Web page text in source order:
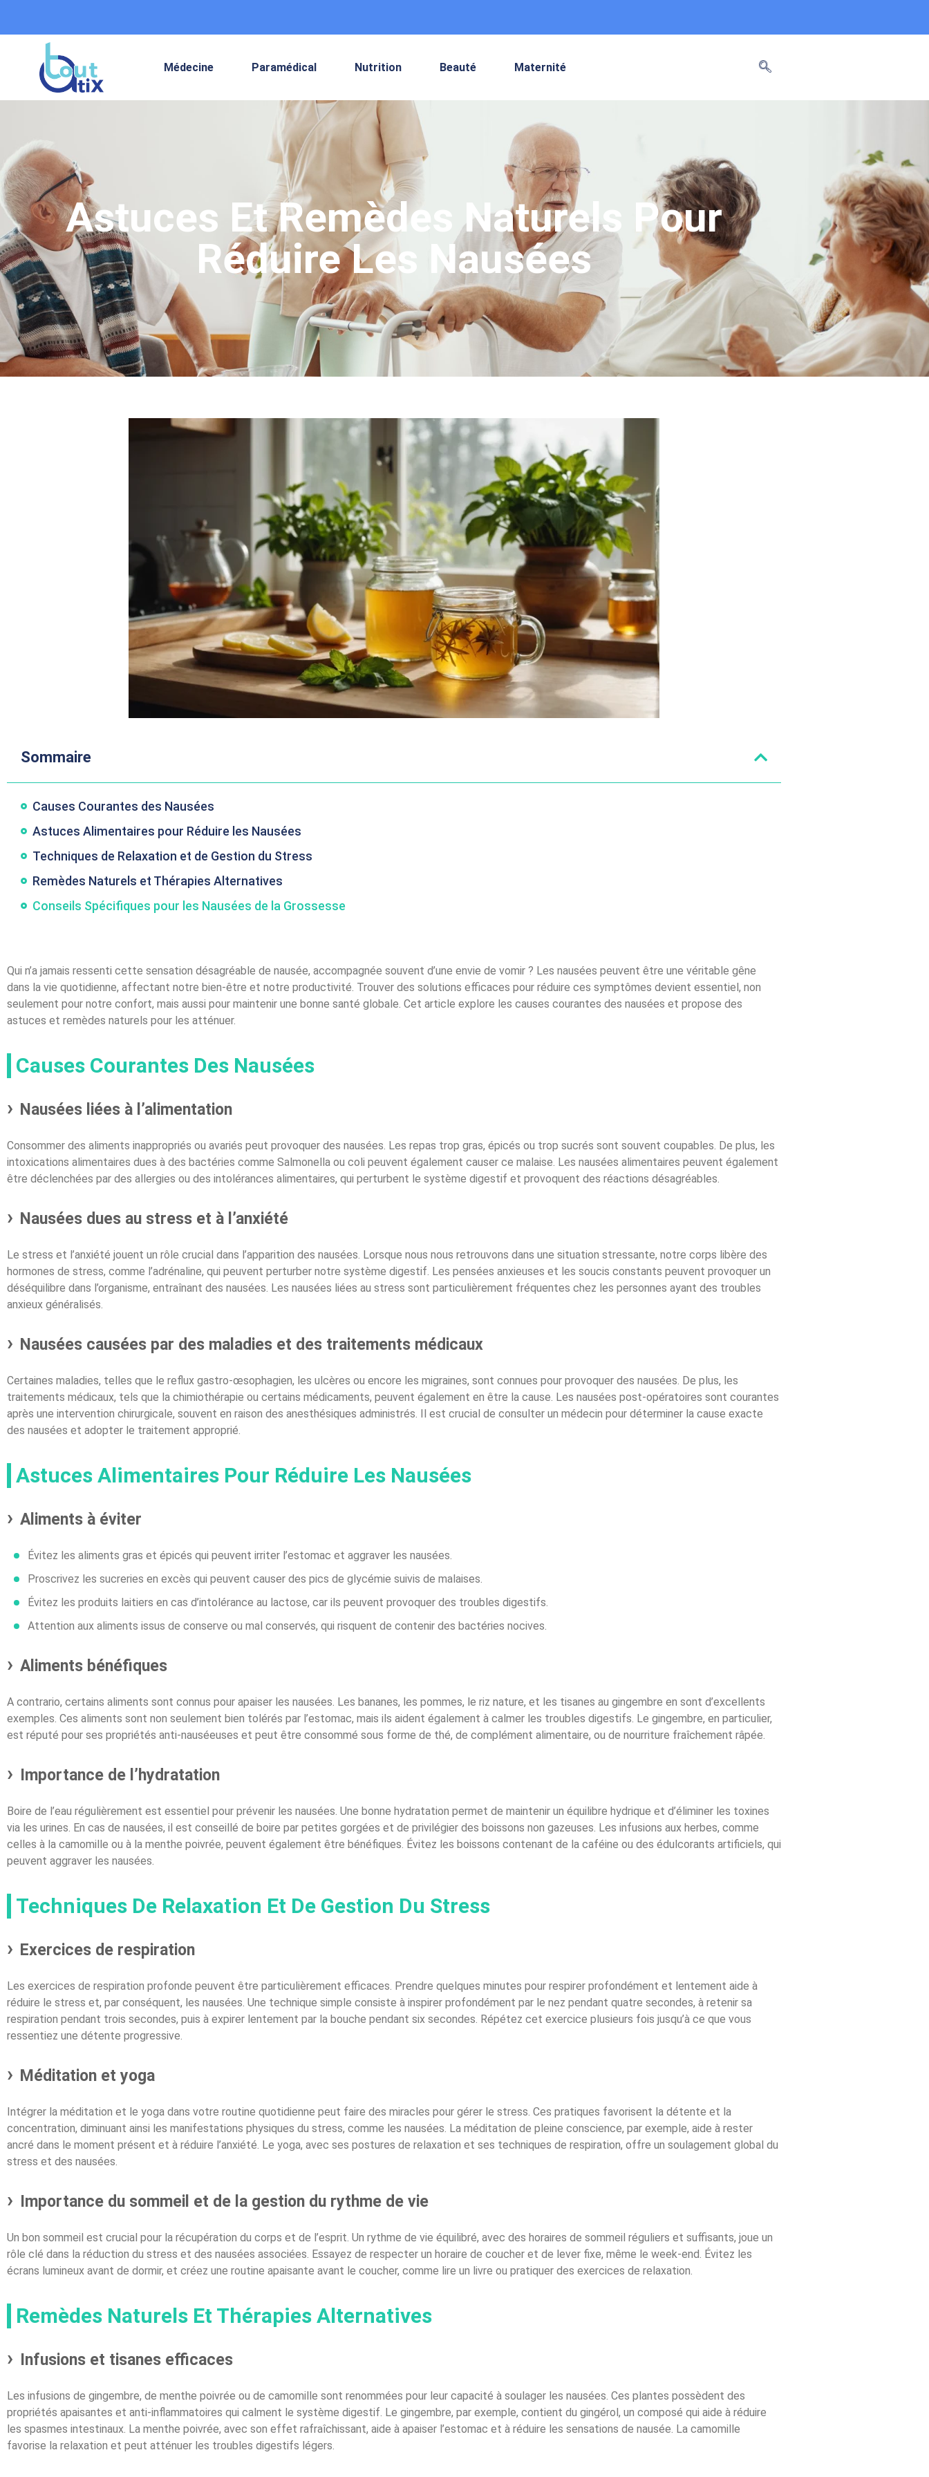
Médecine Paramédical Nutrition Beauté Maternité
Astuces Et Remèdes Naturels Pour
Réduire Les Nausées
Sommaire
Causes Courantes des Nausées
Astuces Alimentaires pour Réduire les Nausées
Techniques de Relaxation et de Gestion du Stress
Remèdes Naturels et Thérapies Alternatives
Conseils Spécifiques pour les Nausées de la Grossesse
Qui n’a jamais ressenti cette sensation désagréable de nausée, accompagnée souvent d’une envie de vomir ? Les nausées peuvent être une véritable gêne
dans la vie quotidienne, affectant notre bien-être et notre productivité. Trouver des solutions efficaces pour réduire ces symptômes devient essentiel, non
seulement pour notre confort, mais aussi pour maintenir une bonne santé globale. Cet article explore les causes courantes des nausées et propose des
astuces et remèdes naturels pour les atténuer.
Causes Courantes Des Nausées
Nausées liées à l’alimentation
Consommer des aliments inappropriés ou avariés peut provoquer des nausées. Les repas trop gras, épicés ou trop sucrés sont souvent coupables. De plus, les
intoxications alimentaires dues à des bactéries comme Salmonella ou coli peuvent également causer ce malaise. Les nausées alimentaires peuvent également
être déclenchées par des allergies ou des intolérances alimentaires, qui perturbent le système digestif et provoquent des réactions désagréables.
Nausées dues au stress et à l’anxiété
Le stress et l’anxiété jouent un rôle crucial dans l’apparition des nausées. Lorsque nous nous retrouvons dans une situation stressante, notre corps libère des
hormones de stress, comme l’adrénaline, qui peuvent perturber notre système digestif. Les pensées anxieuses et les soucis constants peuvent provoquer un
déséquilibre dans l’organisme, entraînant des nausées. Les nausées liées au stress sont particulièrement fréquentes chez les personnes ayant des troubles
anxieux généralisés.
Nausées causées par des maladies et des traitements médicaux
Certaines maladies, telles que le reflux gastro-œsophagien, les ulcères ou encore les migraines, sont connues pour provoquer des nausées. De plus, les
traitements médicaux, tels que la chimiothérapie ou certains médicaments, peuvent également en être la cause. Les nausées post-opératoires sont courantes
après une intervention chirurgicale, souvent en raison des anesthésiques administrés. Il est crucial de consulter un médecin pour déterminer la cause exacte
des nausées et adopter le traitement approprié.
Astuces Alimentaires Pour Réduire Les Nausées
Aliments à éviter
Évitez les aliments gras et épicés qui peuvent irriter l’estomac et aggraver les nausées.
Proscrivez les sucreries en excès qui peuvent causer des pics de glycémie suivis de malaises.
Évitez les produits laitiers en cas d’intolérance au lactose, car ils peuvent provoquer des troubles digestifs.
Attention aux aliments issus de conserve ou mal conservés, qui risquent de contenir des bactéries nocives.
Aliments bénéfiques
A contrario, certains aliments sont connus pour apaiser les nausées. Les bananes, les pommes, le riz nature, et les tisanes au gingembre en sont d’excellents
exemples. Ces aliments sont non seulement bien tolérés par l’estomac, mais ils aident également à calmer les troubles digestifs. Le gingembre, en particulier,
est réputé pour ses propriétés anti-nauséeuses et peut être consommé sous forme de thé, de complément alimentaire, ou de nourriture fraîchement râpée.
Importance de l’hydratation
Boire de l’eau régulièrement est essentiel pour prévenir les nausées. Une bonne hydratation permet de maintenir un équilibre hydrique et d’éliminer les toxines
via les urines. En cas de nausées, il est conseillé de boire par petites gorgées et de privilégier des boissons non gazeuses. Les infusions aux herbes, comme
celles à la camomille ou à la menthe poivrée, peuvent également être bénéfiques. Évitez les boissons contenant de la caféine ou des édulcorants artificiels, qui
peuvent aggraver les nausées.
Techniques De Relaxation Et De Gestion Du Stress
Exercices de respiration
Les exercices de respiration profonde peuvent être particulièrement efficaces. Prendre quelques minutes pour respirer profondément et lentement aide à
réduire le stress et, par conséquent, les nausées. Une technique simple consiste à inspirer profondément par le nez pendant quatre secondes, à retenir sa
respiration pendant trois secondes, puis à expirer lentement par la bouche pendant six secondes. Répétez cet exercice plusieurs fois jusqu’à ce que vous
ressentiez une détente progressive.
Méditation et yoga
Intégrer la méditation et le yoga dans votre routine quotidienne peut faire des miracles pour gérer le stress. Ces pratiques favorisent la détente et la
concentration, diminuant ainsi les manifestations physiques du stress, comme les nausées. La méditation de pleine conscience, par exemple, aide à rester
ancré dans le moment présent et à réduire l’anxiété. Le yoga, avec ses postures de relaxation et ses techniques de respiration, offre un soulagement global du
stress et des nausées.
Importance du sommeil et de la gestion du rythme de vie
Un bon sommeil est crucial pour la récupération du corps et de l’esprit. Un rythme de vie équilibré, avec des horaires de sommeil réguliers et suffisants, joue un
rôle clé dans la réduction du stress et des nausées associées. Essayez de respecter un horaire de coucher et de lever fixe, même le week-end. Évitez les
écrans lumineux avant de dormir, et créez une routine apaisante avant le coucher, comme lire un livre ou pratiquer des exercices de relaxation.
Remèdes Naturels Et Thérapies Alternatives
Infusions et tisanes efficaces
Les infusions de gingembre, de menthe poivrée ou de camomille sont renommées pour leur capacité à soulager les nausées. Ces plantes possèdent des
propriétés apaisantes et anti-inflammatoires qui calment le système digestif. Le gingembre, par exemple, contient du gingérol, un composé qui aide à réduire
les spasmes intestinaux. La menthe poivrée, avec son effet rafraîchissant, aide à apaiser l’estomac et à réduire les sensations de nausée. La camomille
favorise la relaxation et peut atténuer les troubles digestifs légers.